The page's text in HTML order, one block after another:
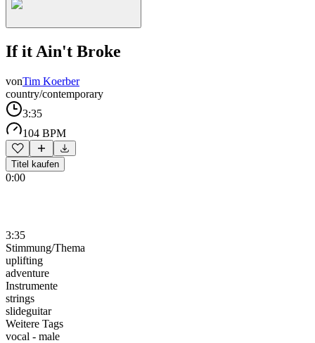
If it Ain't Broke
vonTim Koerber
country/contemporary
3:35
104 BPM
Titel kaufen
0:00
3:35
Stimmung/Thema
uplifting
adventure
Instrumente
strings
slideguitar
Weitere Tags
vocal - male